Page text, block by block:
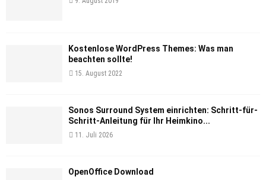
Kostenlose WordPress Themes: Was man
beachten sollte!
15. August 2022
Sonos Surround System einrichten: Schritt-für-
Schritt-Anleitung für Ihr Heimkino...
11. Juli 2026
OpenOffice Download